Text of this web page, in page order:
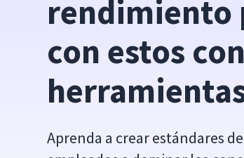
rendimiento
con estos
Aprenda a crear estándares